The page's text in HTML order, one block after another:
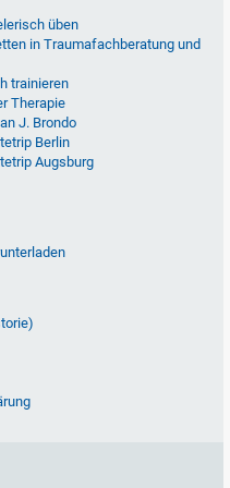
üben
in Traumafachberatung und
trainieren
Therapie
J. Brondo
Berlin
Augsburg